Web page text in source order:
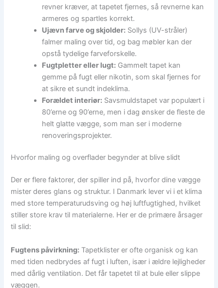
revner kræver, at tapetet fjernes, så revnerne kan
armeres og spartles korrekt.
Ujævn farve og skjolder: Sollys (UV-stråler)
falmer maling over tid, og bag møbler kan der
opstå tydelige farveforskelle.
Fugtpletter eller lugt: Gammelt tapet kan
gemme på fugt eller nikotin, som skal fjernes for
at sikre et sundt indeklima.
Forældet interiør: Savsmuldstapet var populært i
80’erne og 90’erne, men i dag ønsker de fleste de
helt glatte vægge, som man ser i moderne
renoveringsprojekter.
Hvorfor maling og overflader begynder at blive slidt
Der er flere faktorer, der spiller ind på, hvorfor dine vægge
mister deres glans og struktur. I Danmark lever vi i et klima
med store temperaturudsving og høj luftfugtighed, hvilket
stiller store krav til materialerne. Her er de primære årsager
til slid:
Fugtens påvirkning: Tapetklister er ofte organisk og kan
med tiden nedbrydes af fugt i luften, især i ældre lejligheder
med dårlig ventilation. Det får tapetet til at bule eller slippe
væggen.